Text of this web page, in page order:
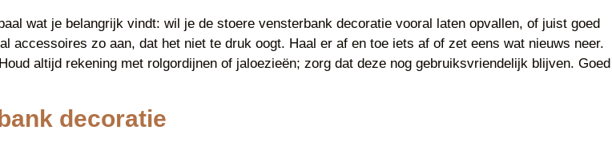
wat je belangrijk vindt: wil je de stoere vensterbank decoratie vooral laten opvallen, of juist goed
accessoires zo aan, dat het niet te druk oogt. Haal er af en toe iets af of zet eens wat nieuws neer.
altijd rekening met rolgordijnen of jaloezieën; zorg dat deze nog gebruiksvriendelijk blijven. Goed
decoratie